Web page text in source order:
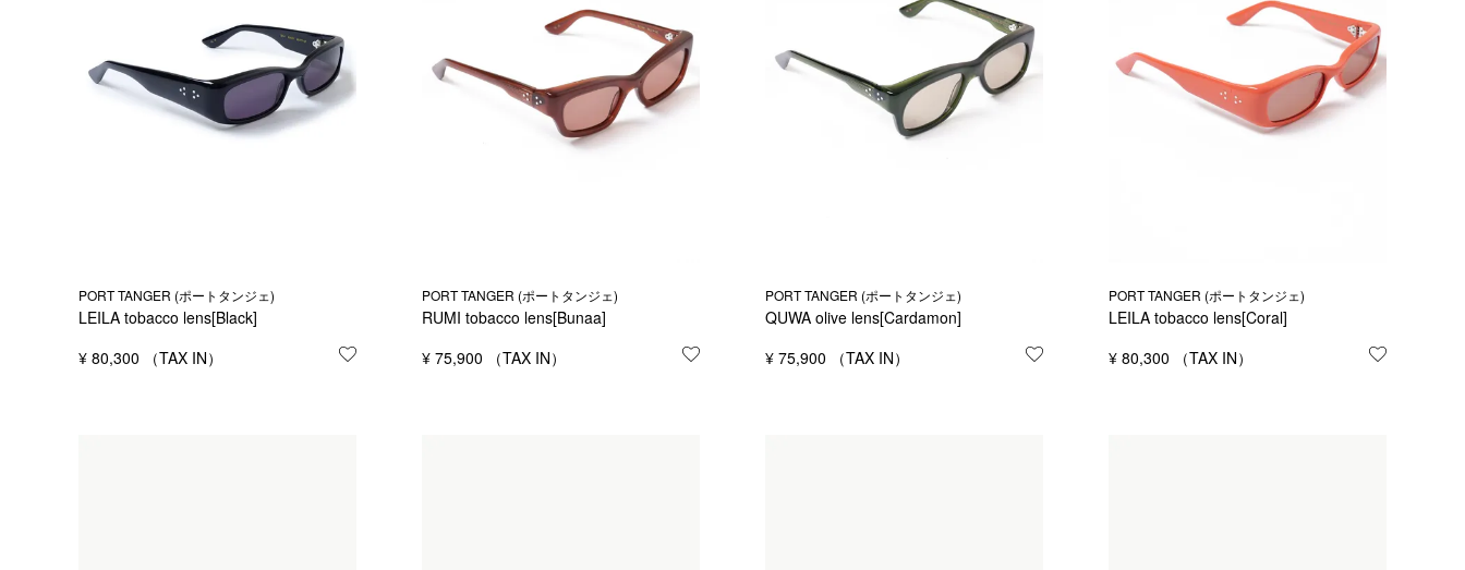
PORT TANGER (ポートタンジェ)
LEILA tobacco lens[Black]
¥ 80,300 お気に入りに登録する
PORT TANGER (ポートタンジェ)
RUMI tobacco lens[Bunaa]
¥ 75,900 お気に入りに登録する
PORT TANGER (ポートタンジェ)
QUWA olive lens[Cardamon]
¥ 75,900 お気に入りに登録する
PORT TANGER (ポートタンジェ)
LEILA tobacco lens[Coral]
¥ 80,300